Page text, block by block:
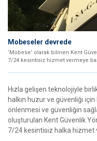
Mobeseler devrede
‘Mobese’ olarak bilinen Kent
7/24 kesintisiz hizmet vermeye
Hızla gelişen teknolojiyle
halkın huzur ve güvenliği
önlenmesi ve güvenliğin
oluşturulan Kent Güvenlik
7/24 kesintisiz halka hizmet